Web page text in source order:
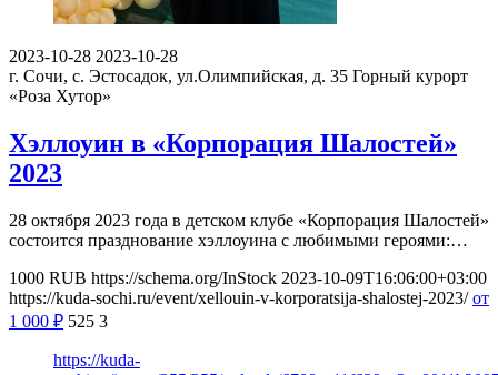
2023-10-28 2023-10-28
г. Сочи, с. Эстосадок, ул.Олимпийская, д. 35 Горный курорт
«Роза Хутор»
Хэллоуин в «Корпорация Шалостей»
2023
28 октября 2023 года в детском клубе «Корпорация Шалостей»
состоится празднование хэллоуина с любимыми героями:…
1000 RUB https://schema.org/InStock 2023-10-09T16:06:00+03:00
https://kuda-sochi.ru/event/xellouin-v-korporatsija-shalostej-2023/ от
1 000 ₽ 525 3
https://kuda-